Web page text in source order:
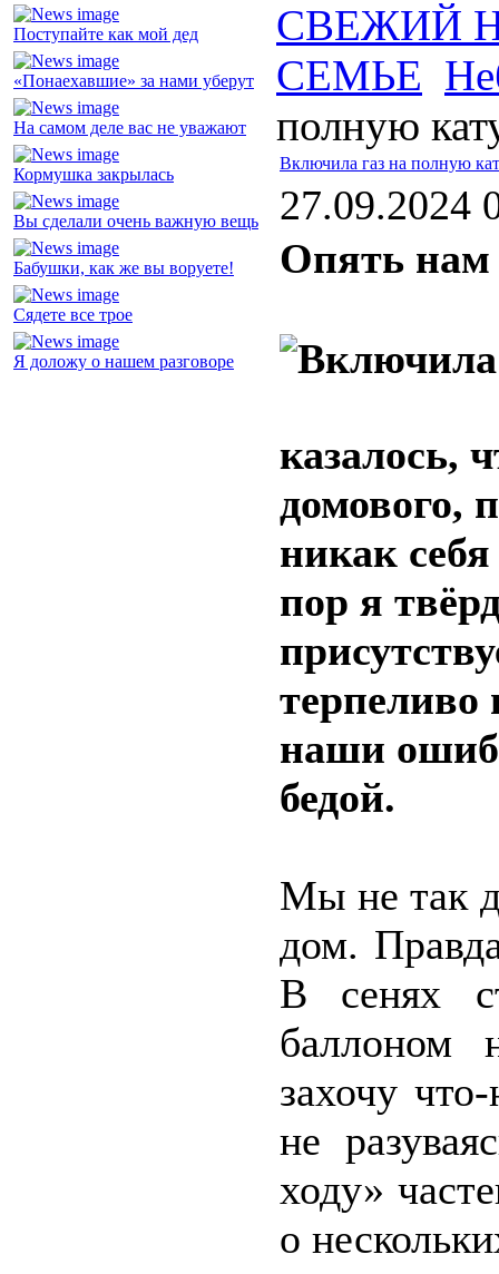
Поступайте как мой дед
«Понаехавшие» за нами уберут
На самом деле вас не уважают
Кормушка закрылась
Вы сделали очень важную вещь
Бабушки, как же вы воруете!
Сядете все трое
Я доложу о нашем разговоре
СВЕЖИЙ
СЕМЬЕ
полную
Включила газ на полную
27.09.2024
Опять нам
казалось,
домового,
никак
пор я
терпеливо
наши
бедой.
Мы не так
дом.
В сенях
баллоном
захочу
не
ходу»
о